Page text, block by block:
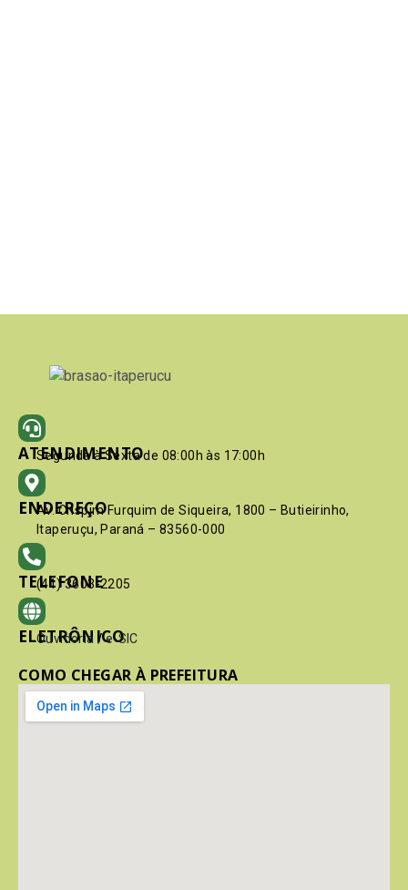
ATENDIMENTO
Segunda à Sexta de 08:00h às 17:00h
ENDEREÇO
Av. Crispim Furquim de Siqueira, 1800 – Butieirinho,
Itaperuçu, Paraná – 83560-000
TELEFONE
(41) 3603-2205
ELETRÔNICO
Ouvidoria / e-SIC
COMO CHEGAR À PREFEITURA